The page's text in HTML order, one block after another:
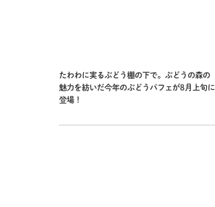
たわわに実るぶどう棚の下で。ぶどうの森の
魅力を紡いだ今年のぶどうパフェが8月上旬に
登場！